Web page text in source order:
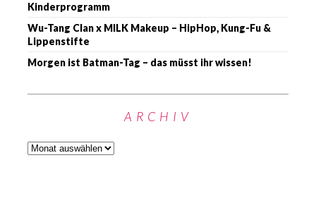
Kinderprogramm
Wu-Tang Clan x MILK Makeup – HipHop, Kung-Fu &
Lippenstifte
Morgen ist Batman-Tag – das müsst ihr wissen!
ARCHIV